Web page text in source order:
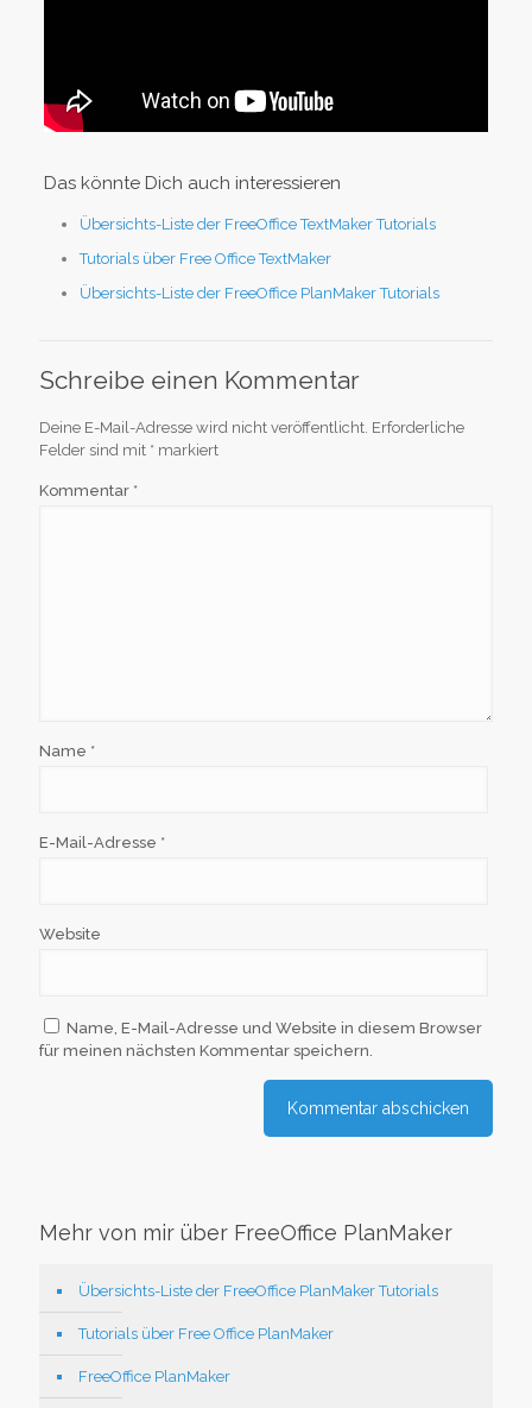
Das könnte Dich auch interessieren
Übersichts-Liste der FreeOffice TextMaker Tutorials
Tutorials über Free Office TextMaker
Übersichts-Liste der FreeOffice PlanMaker Tutorials
Schreibe einen Kommentar
Deine E-Mail-Adresse wird nicht veröffentlicht. Erforderliche
Felder sind mit * markiert
Kommentar *
Name *
E-Mail-Adresse *
Website
Name, E-Mail-Adresse und Website in diesem Browser
für meinen nächsten Kommentar speichern.
Mehr von mir über FreeOffice PlanMaker
Übersichts-Liste der FreeOffice PlanMaker Tutorials
Tutorials über Free Office PlanMaker
FreeOffice PlanMaker